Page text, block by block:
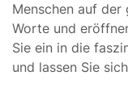
Menschen auf
Worte und
Sie ein in die
und lassen Sie